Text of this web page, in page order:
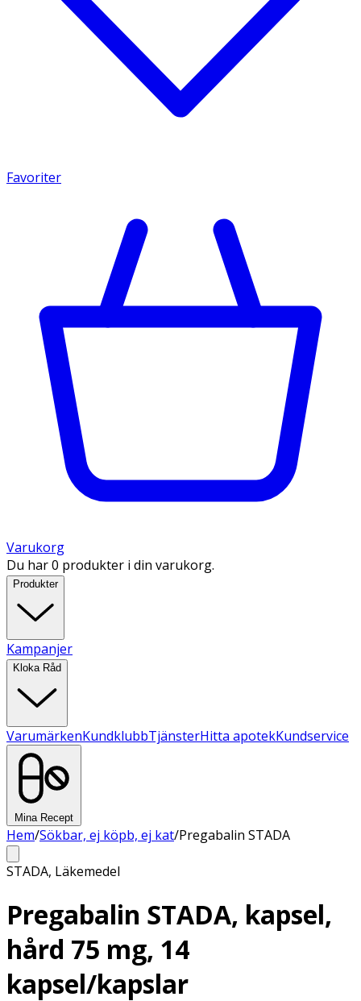
Favoriter
Varukorg
Du har 0 produkter i din varukorg.
Produkter
Kampanjer
Kloka Råd
VarumärkenKundklubbTjänsterHitta apotekKundservice
Mina Recept
Hem/Sökbar, ej köpb, ej kat/Pregabalin STADA
STADA, Läkemedel
Pregabalin STADA, kapsel,
hård 75 mg, 14
kapsel/kapslar